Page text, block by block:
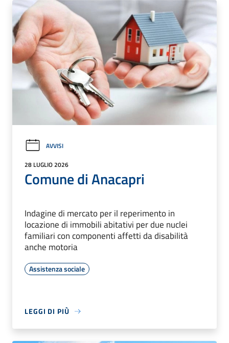
AVVISI
28 LUGLIO 2026
Comune di Anacapri
Indagine di mercato per il reperimento in
locazione di immobili abitativi per due nuclei
familiari con componenti affetti da disabilità
anche motoria
Assistenza sociale
LEGGI DI PIÙ